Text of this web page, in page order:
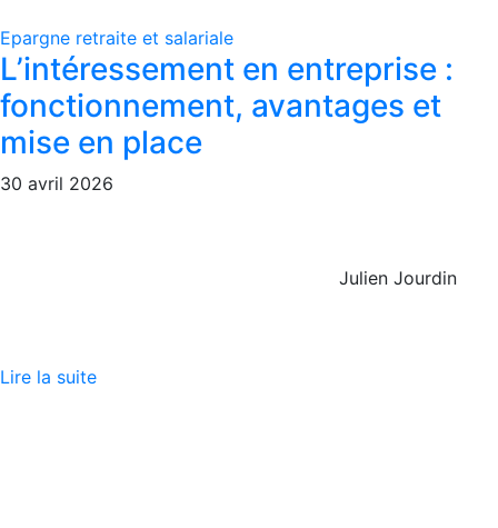
Epargne retraite et salariale
L’intéressement en entreprise :
fonctionnement, avantages et
mise en place
30 avril 2026
Julien Jourdin
Lire la suite